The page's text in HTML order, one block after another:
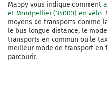
Mappy vous indique comment
et Montpellier (34000) en vélo.
moyens de transports comme
le bus longue distance, le
transports en commun ou le
meilleur mode de transport en
parcourir.